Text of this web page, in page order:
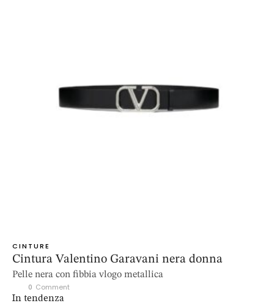
CINTURE
Cintura Valentino Garavani nera donna
Pelle nera con fibbia vlogo metallica
0 Comment
In tendenza